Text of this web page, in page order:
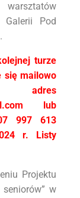
Pod
turze
się mailowo
lub
997 613
r. Listy
Projektu
w